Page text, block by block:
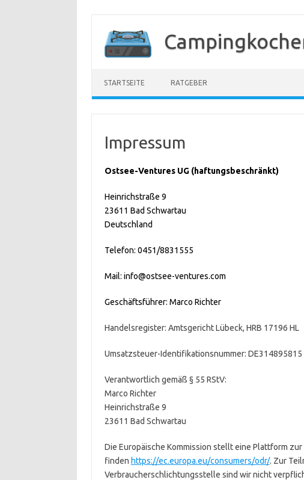
springen
STARTSEITE RATGEBER
Impressum
Ostsee-Ventures UG (haftungsbeschränkt)
Heinrichstraße 9
23611 Bad Schwartau
Deutschland
Telefon: 0451/8831555
Mail: info@ostsee-ventures.com
Geschäftsführer: Marco Richter
Handelsregister: Amtsgericht Lübeck, HRB 17196 HL
Umsatzsteuer-Identifikationsnummer: DE314895815
Verantwortlich gemäß § 55 RStV:
Marco Richter
Heinrichstraße 9
23611 Bad Schwartau
Die Europäische Kommission stellt eine Plattform
finden https://ec.europa.eu/consumers/odr/. Zur
Verbraucherschlichtungsstelle sind wir nicht